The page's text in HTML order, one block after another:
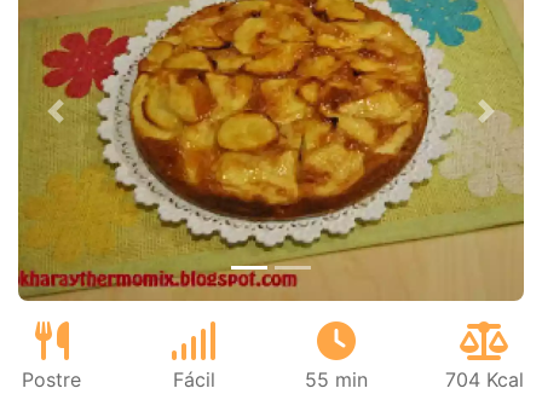
Anterior
Postre Fácil 55 min 704 Kcal